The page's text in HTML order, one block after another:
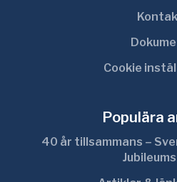
Cookie
Populära
40 år tillsammans –